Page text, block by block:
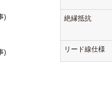
)
)
絶縁抵抗
リード線仕様